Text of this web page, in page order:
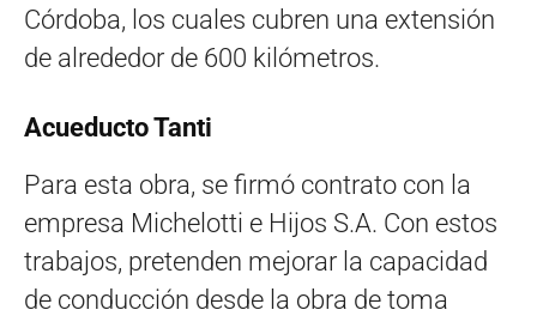
Córdoba, los cuales cubren una extensión
de alrededor de 600 kilómetros.
Acueducto Tanti
Para esta obra, se firmó contrato con la
empresa Michelotti e Hijos S.A. Con estos
trabajos, pretenden mejorar la capacidad
de conducción desde la obra de toma